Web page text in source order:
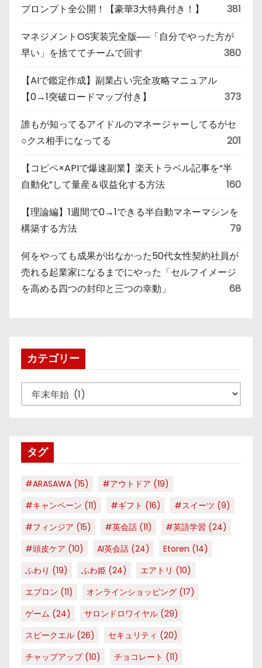
プロンプト全公開！【豪華3大特典付き！】
381
マネジメントOS実装完全版──「自分でやった方が
早い」を捨ててチームで回す
380
【AIで鑑定作成】副業占い完全攻略マニュアル
【0→1突破ロードマップ付き】
373
誰もが知ってるアイドルのマネージャーしてるがセ
○クス相手になってる
201
【コピペ×APIで爆速副業】楽天トラベル記事を“半
自動化”して量産＆収益化する方法
160
【理論編】1週間で0→1できる半自動マネーマシンを
構築する方法
79
何をやっても成果が出なかった50代女性契約社員が
売れる起業家になるまでにやった「セルフイメージ
を高める四つの封印と三つの幸動」
68
カテゴリー
テ
ータグ
#ARASAWA (15) #アウトドア (19)
#キャンペーン (11) #ギフト (16) #スイーツ (9)
#フィンジア (15) #英会話 (11) #英語学習 (24)
#頭皮ケア (10) AI英会話 (24) Etoren (14)
ふわり (19) ふわ姫 (24) エアトリ (10)
エプロン (11) オンラインショッピング (17)
ゲーム (24) サロンドロワイヤル (29)
スピークエル (26) セキュリティ (20)
チャップアップ(10) チョコレート (11)